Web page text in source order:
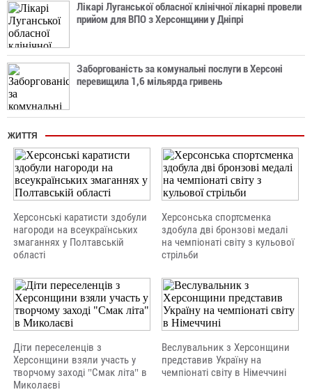
Лікарі Луганської обласної клінічної лікарні провели
прийом для ВПО з Херсонщини у Дніпрі
Заборгованість за комунальні послуги в Херсоні
перевищила 1,6 мільярда гривень
ЖИТТЯ
Херсонські каратисти здобули
нагороди на всеукраїнських
змаганнях у Полтавській
області
Херсонська спортсменка
здобула дві бронзові медалі
на чемпіонаті світу з кульової
стрільби
Діти переселенців з
Херсонщини взяли участь у
творчому заході "Смак літа" в
Миколаєві
Веслувальник з Херсонщини
представив Україну на
чемпіонаті світу в Німеччині